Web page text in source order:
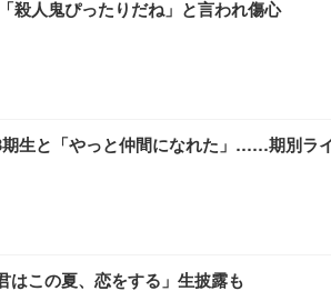
スクチェア 肘なし メッシュ 通気性 ランバー
殺人鬼ぴったりだね」と言われ傷心
生と「やっと仲間になれた」……期別ラ
はこの夏、恋をする」生披露も